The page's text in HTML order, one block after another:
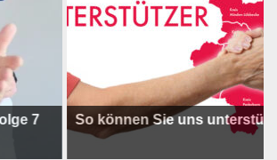
So können Sie uns unterstützen !